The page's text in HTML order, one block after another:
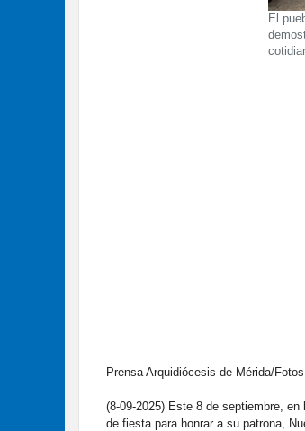
El
Prensa Arquidiócesis de Mérida/
(8-09-2025) Este 8 de septiembre,
de fiesta para honrar a su patrona,